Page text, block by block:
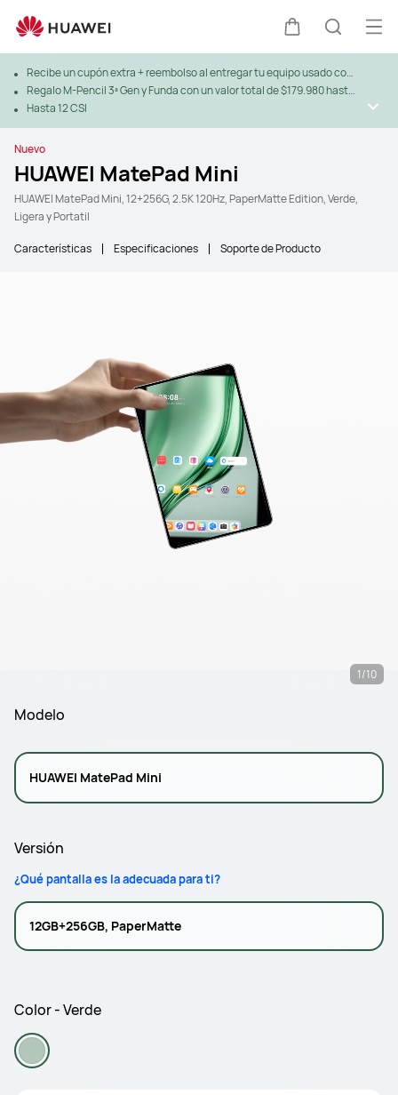
Carrito
Recibe un cupón extra + reembolso al entregar tu equipo usado con
Trade-In
Regalo M-Pencil 3ª Gen y Funda con un valor total de $179.980 hasta
agotar stock
Hasta 12 CSI
Nuevo
HUAWEI MatePad Mini
HUAWEI MatePad Mini, 12+256G, 2.5K 120Hz, PaperMatte Edition, Verde,
Ligera y Portatil
Características Especificaciones Soporte de Producto
1/10
Modelo
HUAWEI MatePad Mini
Versión
¿Qué pantalla es la adecuada para ti?
12GB+256GB, PaperMatte
Color - Verde